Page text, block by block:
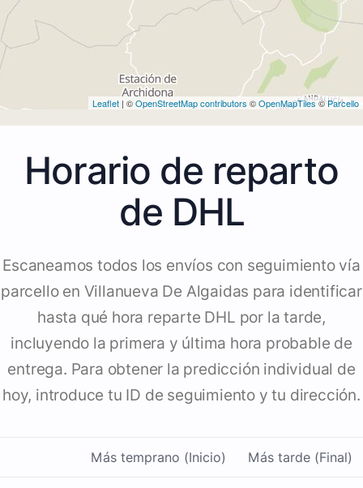
Leaflet | ©OpenStreetMap contributors ©OpenMapTiles©Parcello
Horario de reparto
de DHL
Escaneamos todos los envíos con seguimiento vía
parcello en Villanueva De Algaidas para identificar
hasta qué hora reparte DHL por la tarde,
incluyendo la primera y última hora probable de
entrega. Para obtener la predicción individual de
hoy, introduce tu ID de seguimiento y tu dirección.
Más temprano (Inicio) Más tarde (Final)